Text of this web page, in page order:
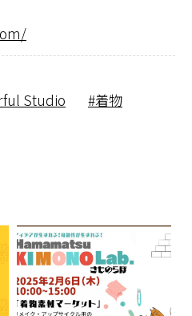
Studio
着物